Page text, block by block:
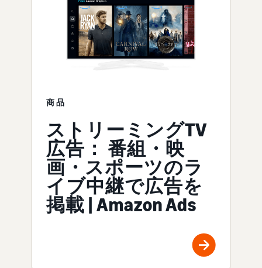
商品
ストリーミングTV
広告： 番組・映
画・スポーツのラ
イブ中継で広告を
掲載 | Amazon Ads